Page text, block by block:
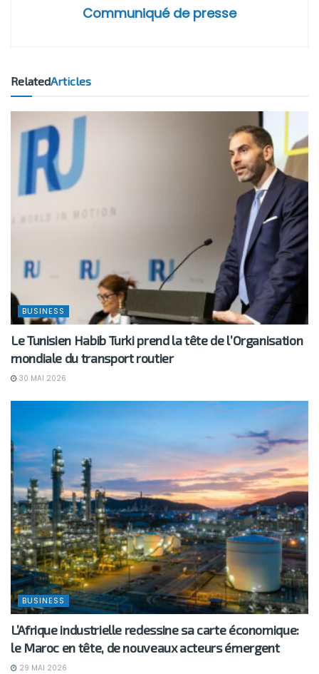
Communiqué de presse
RelatedArticles
BUSINESS
Le Tunisien Habib Turki prend la tête de l’Organisation
mondiale du transport routier
30 MAI 2026
BUSINESS
L’Afrique industrielle redessine sa carte économique:
le Maroc en tête, de nouveaux acteurs émergent
29 MAI 2026